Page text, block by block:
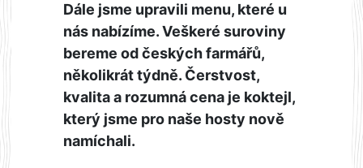
Dále jsme upravili menu, které u
nás nabízíme. Veškeré suroviny
bereme od českých farmářů,
několikrát týdně. Čerstvost,
kvalita a rozumná cena je koktejl,
který jsme pro naše hosty nově
namíchali.